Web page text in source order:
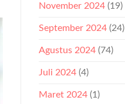
November 2024(19)
September 2024(24)
Agustus 2024(74)
Juli 2024(4)
Maret 2024(1)